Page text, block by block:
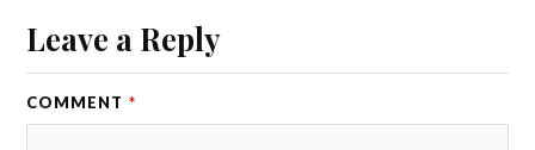
Leave a Reply
COMMENT *